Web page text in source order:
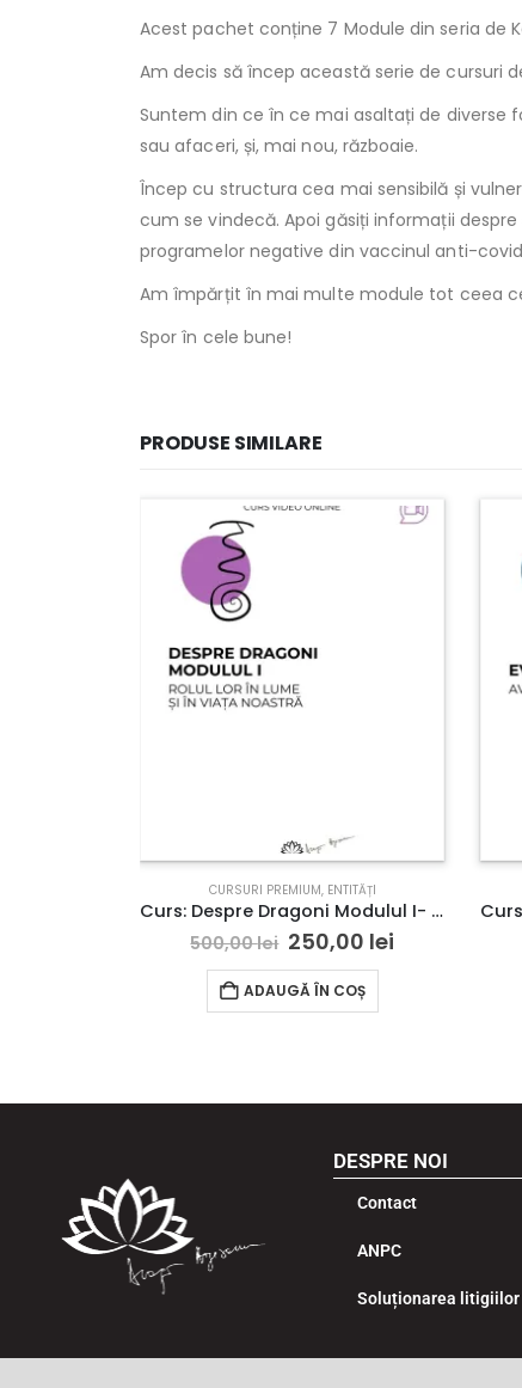
Acest pachet conține 7 Module din seria de
Am decis să încep această serie de cursuri
Suntem din ce în ce mai asaltați de diverse
sau afaceri, și, mai nou, războaie.
Încep cu structura cea mai sensibilă și
cum se vindecă. Apoi găsiți informații
programelor negative din vaccinul anti-
Am împărțit în mai multe module tot ceea
Spor în cele bune!
PRODUSE SIMILARE
CURSURI PREMIUM, ENTITĂȚI
Curs: Despre Dragoni Modulul I- Craiova – acces online
500,00lei 250,00 lei
ADAUGĂ ÎN COȘ
DESPRE NOI
Contact
ANPC
Soluționarea litigiilor